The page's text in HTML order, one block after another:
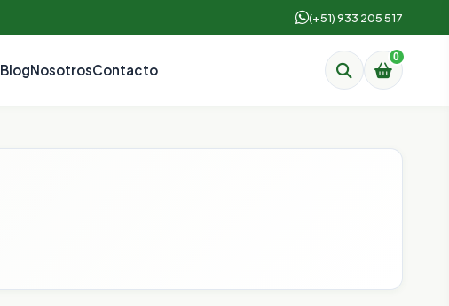
(+51) 933 205 517
BlogNosotrosContacto
0